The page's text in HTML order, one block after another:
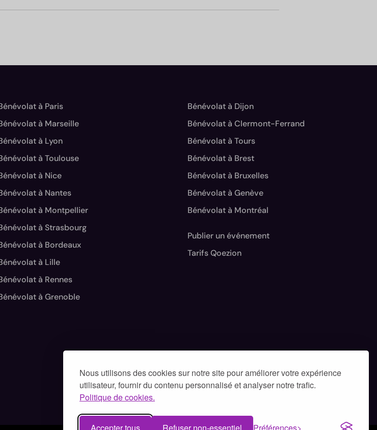
Nous utilisons des cookies sur notre site pour améliorer votre expérience
utilisateur, fournir du contenu personnalisé et analyser notre trafic.
Politique de cookies.
à Paris
à Marseille
à Lyon
à Toulouse
à Nice
à Nantes
à Montpellier
à Strasbourg
à Bordeaux
à Lille
à Rennes
à Grenoble
Bénévolat à Dijon
Bénévolat à Clermont-Ferrand
Bénévolat à Tours
Bénévolat à Brest
Bénévolat à Bruxelles
Bénévolat à Genève
Bénévolat à Montréal
Publier un événement
Tarifs Qoezion